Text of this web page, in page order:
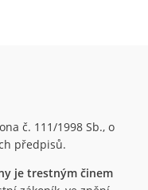
č. 111/1998 Sb., o
předpisů.
je trestným činem